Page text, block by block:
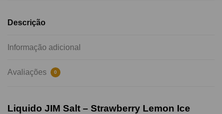
Descrição
Informação adicional
Avaliações 0
Liquido JIM Salt – Strawberry Lemon Ice